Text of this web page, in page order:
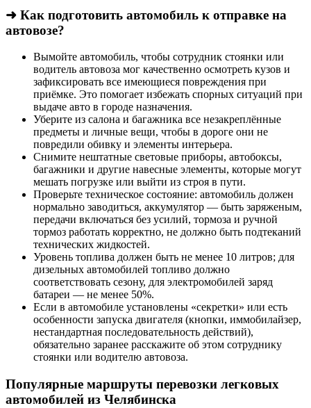
➜ Как подготовить автомобиль к отправке на
автовозе?
Вымойте автомобиль, чтобы сотрудник стоянки или
водитель автовоза мог качественно осмотреть кузов и
зафиксировать все имеющиеся повреждения при
приёмке. Это помогает избежать спорных ситуаций при
выдаче авто в городе назначения.
Уберите из салона и багажника все незакреплённые
предметы и личные вещи, чтобы в дороге они не
повредили обивку и элементы интерьера.
Снимите нештатные световые приборы, автобоксы,
багажники и другие навесные элементы, которые могут
мешать погрузке или выйти из строя в пути.
Проверьте техническое состояние: автомобиль должен
нормально заводиться, аккумулятор — быть заряженым,
передачи включаться без усилий, тормоза и ручной
тормоз работать корректно, не должно быть подтеканий
технических жидкостей.
Уровень топлива должен быть не менее 10 литров; для
дизельных автомобилей топливо должно
соответствовать сезону, для электромобилей заряд
батареи — не менее 50%.
Если в автомобиле установлены «секретки» или есть
особенности запуска двигателя (кнопки, иммобилайзер,
нестандартная последовательность действий),
обязательно заранее расскажите об этом сотруднику
стоянки или водителю автовоза.
Популярные маршруты перевозки легковых
автомобилей из Челябинска